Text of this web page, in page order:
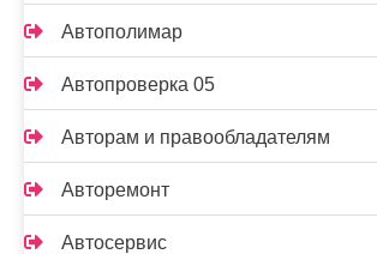
Автополимар
Автопроверка 05
Авторам и правообладателям
Авторемонт
Автосервис